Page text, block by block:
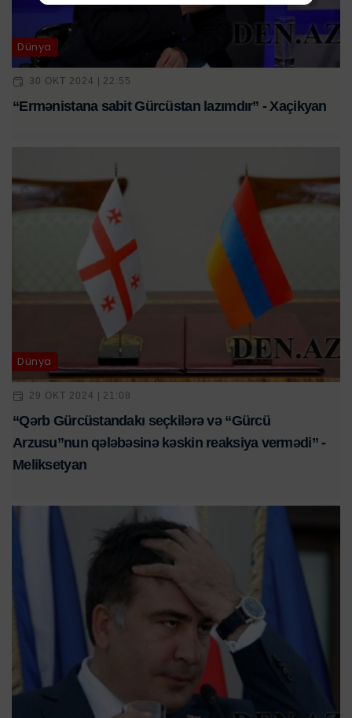
Dünya
30 OKT 2024 | 22:55
“Ermənistana sabit Gürcüstan lazımdır” - Xaçikyan
Dünya
29 OKT 2024 | 21:08
“Qərb Gürcüstandakı seçkilərə və “Gürcü
Arzusu”nun qələbəsinə kəskin reaksiya vermədi” -
Meliksetyan